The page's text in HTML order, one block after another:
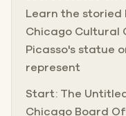
Learn the storied
Chicago Cultural
Picasso's statue
represent
Start: The
Chicago Board